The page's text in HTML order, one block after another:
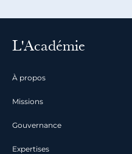
L'Académie
À propos
Missions
Gouvernance
Expertises